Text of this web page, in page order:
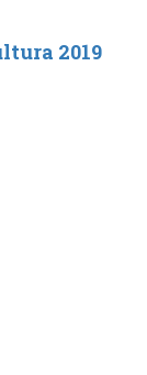
2019